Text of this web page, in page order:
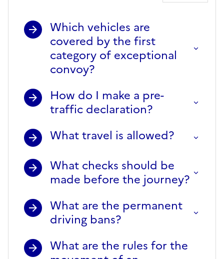
Which vehicles are
covered by the first
category of exceptional
convoy?
How do I make a pre-
traffic declaration?
What travel is allowed?
What checks should be
made before the journey?
What are the permanent
driving bans?
What are the rules for the